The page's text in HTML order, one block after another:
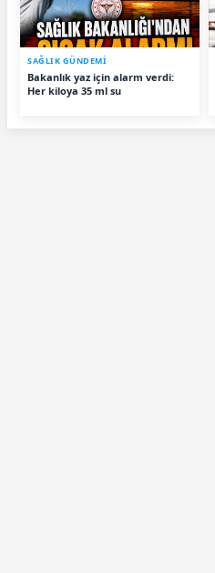
SAĞLIK GÜNDEMİ
Bakanlık yaz için alarm verdi:
Her kiloya 35 ml su